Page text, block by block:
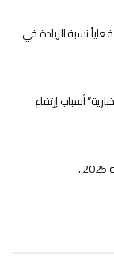
نسبة الزيادة في
أسباب إرتفاع